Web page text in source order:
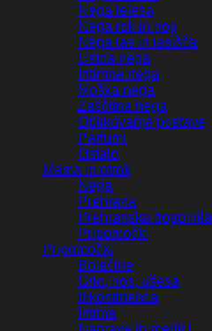
Nega telesa
Nega rok in nog
Nega las in lasišča
Ustna nega
Intimna nega
Moška nega
Zaščitna nega
Oblikovanje postave
Parfumi
Ostalo
Mama in otrok
Nega
Prehrana
Prehranska dopolnila
Pripomočki
Pripomočki
Bolečine
Grlo, nos, ušesa
Inkontinenca
Intima